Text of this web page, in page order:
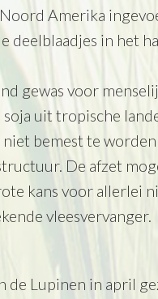
Amerika
deelblaadjes in het
gewas voor
uit tropische
bemest te
De afzet
kans voor allerlei
vleesvervanger.
Lupinen in april